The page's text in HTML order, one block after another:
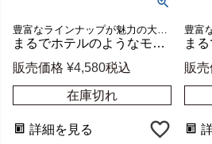
豊富なラインナップが魅力の大理石シリーズ、MARVERA（マーヴェラ）のトラバーチンの小物入れトレイLサイズ
まるでホテルのようなモダンで上品な空間に格上げできるシンプルで洗練された天然石トラバーチンの小物入れトレー【MARVERA-マーヴェラ】トレイLサイズ [34657]
販売価格 ¥4,580税込
在庫切れ
詳細を見る
販